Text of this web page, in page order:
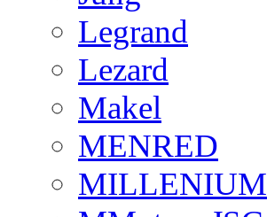
Legrand
Lezard
Makel
MENRED
MILLENIUM